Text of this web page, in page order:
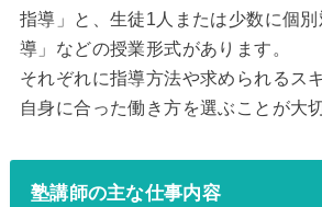
指導」と、生徒1人または少数に個
導」などの授業形式があります。
それぞれに指導方法や求められるス
自身に合った働き方を選ぶことが大
塾講師の主な仕事内容